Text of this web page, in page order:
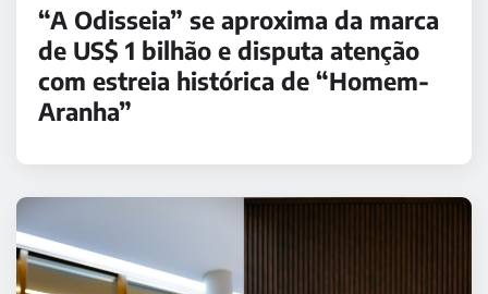
“A Odisseia” se aproxima da marca
de US$ 1 bilhão e disputa atenção
com estreia histórica de “Homem-
Aranha”